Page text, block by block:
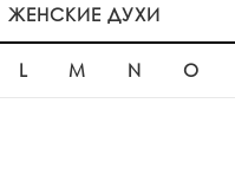
ЖЕНСКИЕ ДУХИ
L M N O